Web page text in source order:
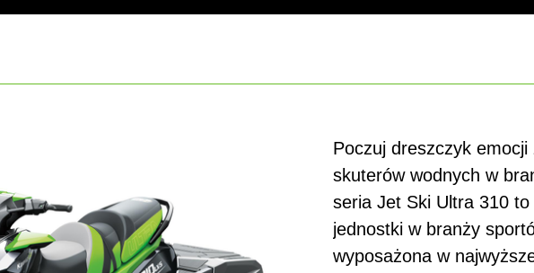
Poczuj dreszczyk emocji
skuterów wodnych w
seria Jet Ski Ultra 310
jednostki w branży
wyposażona w